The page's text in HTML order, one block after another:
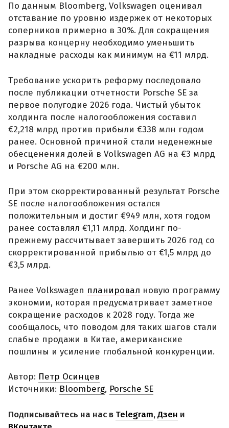
По данным Bloomberg, Volkswagen оценивал
отставание по уровню издержек от некоторых
соперников примерно в 30%. Для сокращения
разрыва концерну необходимо уменьшить
накладные расходы как минимум на €11 млрд.
Требование ускорить реформу последовало
после публикации отчетности Porsche SE за
первое полугодие 2026 года. Чистый убыток
холдинга после налогообложения составил
€2,218 млрд против прибыли €338 млн годом
ранее. Основной причиной стали неденежные
обесценения долей в Volkswagen AG на €3 млрд
и Porsche AG на €200 млн.
При этом скорректированный результат Porsche
SE после налогообложения остался
положительным и достиг €949 млн, хотя годом
ранее составлял €1,11 млрд. Холдинг по-
прежнему рассчитывает завершить 2026 год со
скорректированной прибылью от €1,5 млрд до
€3,5 млрд.
Ранее Volkswagen планировал новую программу
экономии, которая предусматривает заметное
сокращение расходов к 2028 году. Тогда же
сообщалось, что поводом для таких шагов стали
слабые продажи в Китае, американские
пошлины и усиление глобальной конкуренции.
Автор: Петр Осинцев
Источники: Bloomberg, Porsche SE
Подписывайтесь на нас в Telegram,Дзен и